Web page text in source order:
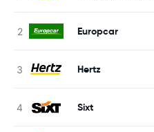
Europcar
Hertz
Sixt